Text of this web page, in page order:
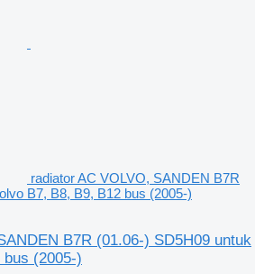
radiator AC VOLVO, SANDEN B7R
B7, B8, B9, B12 bus (2005-)
B7R (01.06-) SD5H09 untuk
(2005-)